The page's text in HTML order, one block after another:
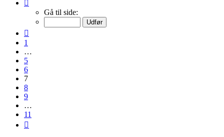
Gå til side:
1
…
5
6
7
8
9
…
11